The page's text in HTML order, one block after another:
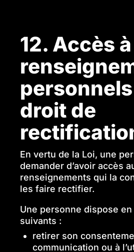
12. Accès
droit de
En vertu de la Loi, une
demander d’avoir accès
renseignements qui la
les faire rectifier.
Une personne dispose
suivants :
retirer son
communication ou à